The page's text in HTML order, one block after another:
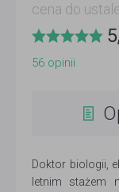
cena do
56 opinii
Doktor biologii,
letnim stażem